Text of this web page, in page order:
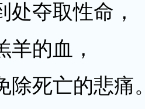
处夺取性命，
羊的血，
除死亡的悲痛